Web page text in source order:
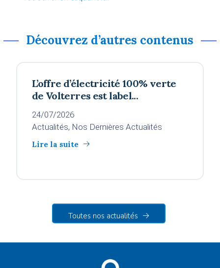
Découvrez d’autres contenus
L’offre d’électricité 100% verte
de Volterres est label...
24/07/2026
Actualités, Nos Dernières Actualités
Lire la suite
Toutes nos actualités